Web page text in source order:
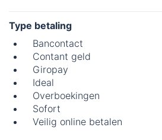
Type betaling
Bancontact
Contant geld
Giropay
Ideal
Overboekingen
Sofort
Veilig online betalen